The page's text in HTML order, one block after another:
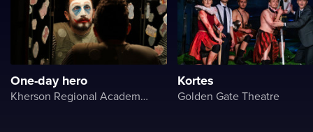
One-day hero
Kherson Regional Academic Music and Drama Theater named after Mykola Kulish
Kortes
Golden Gate Theatre